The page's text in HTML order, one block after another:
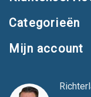
Categorieën
Mijn account